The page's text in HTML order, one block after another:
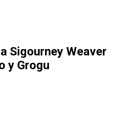
Sigourney Weaver
y Grogu